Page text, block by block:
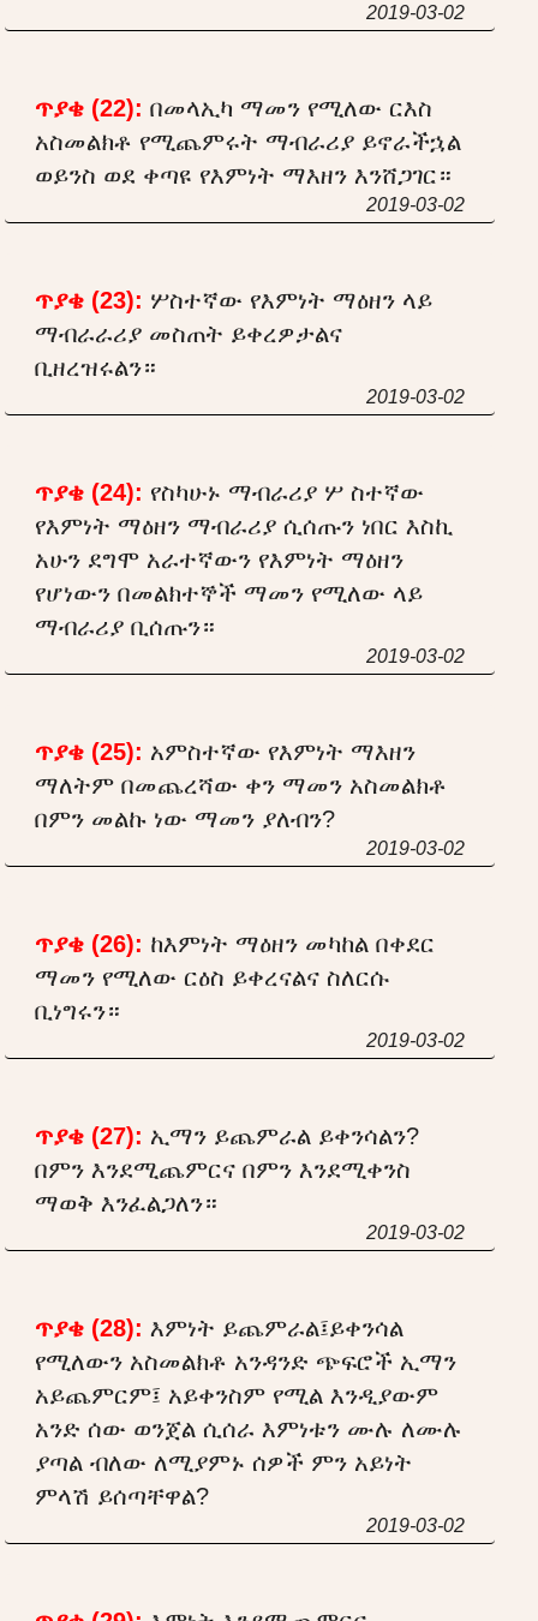
2019-03-02
ጥያቄ (22): በመላኢካ ማመን የሚለው ርእስ
አስመልክቶ የሚጨምሩት ማብራሪያ ይኖራችኋል
ወይንስ ወደ ቀጣዩ የእምነት ማእዘን እንሸጋገር።
2019-03-02
ጥያቄ (23): ሦስተኛው የእምነት ማዕዘን ላይ
ማብራራሪያ መስጠት ይቀረዎታልና
ቢዘረዝሩልን።
2019-03-02
ጥያቄ (24): የስካሁኑ ማብራሪያ ሦ ስተኛው
የእምነት ማዕዘን ማብራሪያ ሲሰጡን ነበር እስኪ
አሁን ደግሞ አራተኛውን የእምነት ማዕዘን
የሆነውን በመልክተኞች ማመን የሚለው ላይ
ማብራሪያ ቢሰጡን።
2019-03-02
ጥያቄ (25): አምስተኛው የእምነት ማእዘን
ማለትም በመጨረሻው ቀን ማመን አስመልክቶ
በምን መልኩ ነው ማመን ያለብን?
2019-03-02
ጥያቄ (26): ከእምነት ማዕዘን መካከል በቀደር
ማመን የሚለው ርዕስ ይቀረናልና ስለርሱ
ቢነግሩን።
2019-03-02
ጥያቄ (27): ኢማን ይጨምራል ይቀንሳልን?
በምን እንደሚጨምርና በምን እንደሚቀንስ
ማወቅ እንፈልጋለን።
2019-03-02
ጥያቄ (28): እምነት ይጨምራል፤ይቀንሳል
የሚለውን አስመልክቶ አንዳንድ ጭፍሮች ኢማን
አይጨምርም፤ አይቀንስም የሚል እንዲያውም
አንድ ሰው ወንጀል ሲሰራ እምነቱን ሙሉ ለሙሉ
ያጣል ብለው ለሚያምኑ ሰዎች ምን አይነት
ምላሽ ይሰጣቸዋል?
2019-03-02